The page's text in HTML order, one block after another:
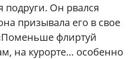
подруги. Он рвался
призывала его в свое
флиртуй
на курорте… особенно